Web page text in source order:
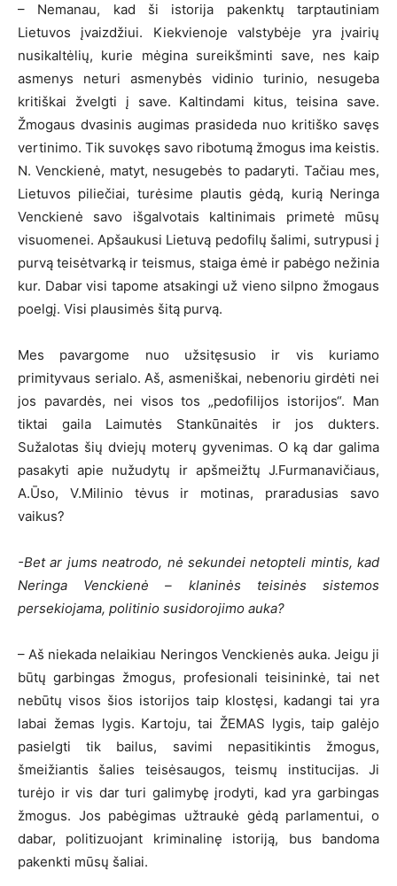
– Nemanau, kad ši istorija pakenktų tarptautiniam
Lietuvos įvaizdžiui. Kiekvienoje valstybėje yra įvairių
nusikaltėlių, kurie mėgina sureikšminti save, nes kaip
asmenys neturi asmenybės vidinio turinio, nesugeba
kritiškai žvelgti į save. Kaltindami kitus, teisina save.
Žmogaus dvasinis augimas prasideda nuo kritiško savęs
vertinimo. Tik suvokęs savo ribotumą žmogus ima keistis.
N. Venckienė, matyt, nesugebės to padaryti. Tačiau mes,
Lietuvos piliečiai, turėsime plautis gėdą, kurią Neringa
Venckienė savo išgalvotais kaltinimais primetė mūsų
visuomenei. Apšaukusi Lietuvą pedofilų šalimi, sutrypusi į
purvą teisėtvarką ir teismus, staiga ėmė ir pabėgo nežinia
kur. Dabar visi tapome atsakingi už vieno silpno žmogaus
poelgį. Visi plausimės šitą purvą.
Mes pavargome nuo užsitęsusio ir vis kuriamo
primityvaus serialo. Aš, asmeniškai, nebenoriu girdėti nei
jos pavardės, nei visos tos „pedofilijos istorijos“. Man
tiktai gaila Laimutės Stankūnaitės ir jos dukters.
Sužalotas šių dviejų moterų gyvenimas. O ką dar galima
pasakyti apie nužudytų ir apšmeižtų J.Furmanavičiaus,
A.Ūso, V.Milinio tėvus ir motinas, praradusias savo
vaikus?
-Bet ar jums neatrodo, nė sekundei netopteli mintis, kad
Neringa Venckienė – klaninės teisinės sistemos
persekiojama, politinio susidorojimo auka?
– Aš niekada nelaikiau Neringos Venckienės auka. Jeigu ji
būtų garbingas žmogus, profesionali teisininkė, tai net
nebūtų visos šios istorijos taip klostęsi, kadangi tai yra
labai žemas lygis. Kartoju, tai ŽEMAS lygis, taip galėjo
pasielgti tik bailus, savimi nepasitikintis žmogus,
šmeižiantis šalies teisėsaugos, teismų institucijas. Ji
turėjo ir vis dar turi galimybę įrodyti, kad yra garbingas
žmogus. Jos pabėgimas užtraukė gėdą parlamentui, o
dabar, politizuojant kriminalinę istoriją, bus bandoma
pakenkti mūsų šaliai.